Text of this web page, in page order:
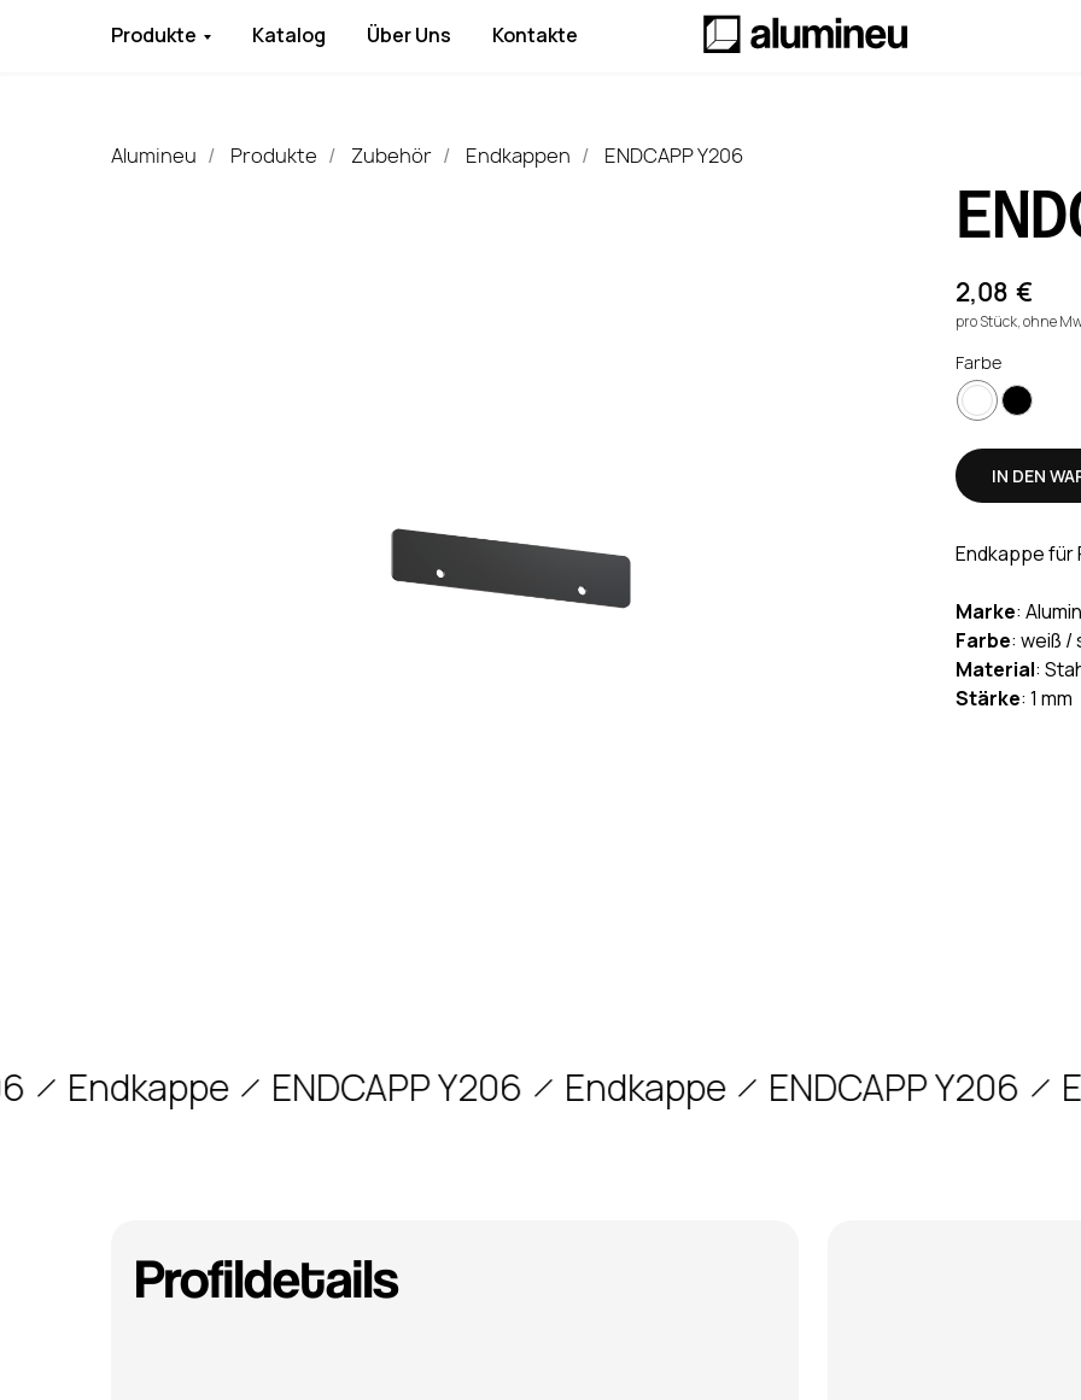
Produkte Katalog Über Uns Kontakte
Alumineu / Produkte / Zubehör / Endkappen / ENDCAPP Y206
2,08 €
pro Stück, ohne
Farbe
IN DEN
Endkappe für
Marke:
Farbe: weiß /
Material:
Stärke: 1 mm
Endkappe ENDCAPP Y206 Endkappe ENDCAPP Y206
Profildetails